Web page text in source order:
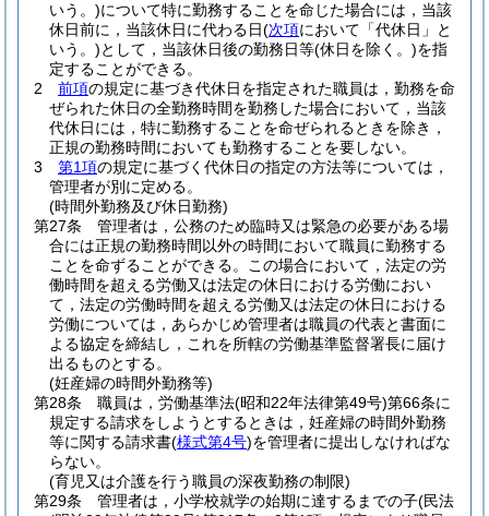
いう。)について特に勤務することを命じた場合には，当該
休日前に，当該休日に代わる日(次項において「代休日」と
いう。)として，当該休日後の勤務日等(休日を除く。)を指
定することができる。
2
前項の規定に基づき代休日を指定された職員は，勤務を命
ぜられた休日の全勤務時間を勤務した場合において，当該
代休日には，特に勤務することを命ぜられるときを除き，
正規の勤務時間においても勤務することを要しない。
3
第1項の規定に基づく代休日の指定の方法等については，
管理者が別に定める。
(時間外勤務及び休日勤務)
第27条
管理者は，公務のため臨時又は緊急の必要がある場
合には正規の勤務時間以外の時間において職員に勤務する
ことを命ずることができる。
この場合において，法定の労
働時間を超える労働又は法定の休日における労働におい
て，法定の労働時間を超える労働又は法定の休日における
労働については，あらかじめ管理者は職員の代表と書面に
よる協定を締結し，これを所轄の労働基準監督署長に届け
出るものとする。
(妊産婦の時間外勤務等)
第28条
職員は，労働基準法(昭和22年法律第49号)第66条に
規定する請求をしようとするときは，妊産婦の時間外勤務
等に関する請求書(様式第4号)を管理者に提出しなければな
らない。
(育児又は介護を行う職員の深夜勤務の制限)
第29条
管理者は，小学校就学の始期に達するまでの子(民法